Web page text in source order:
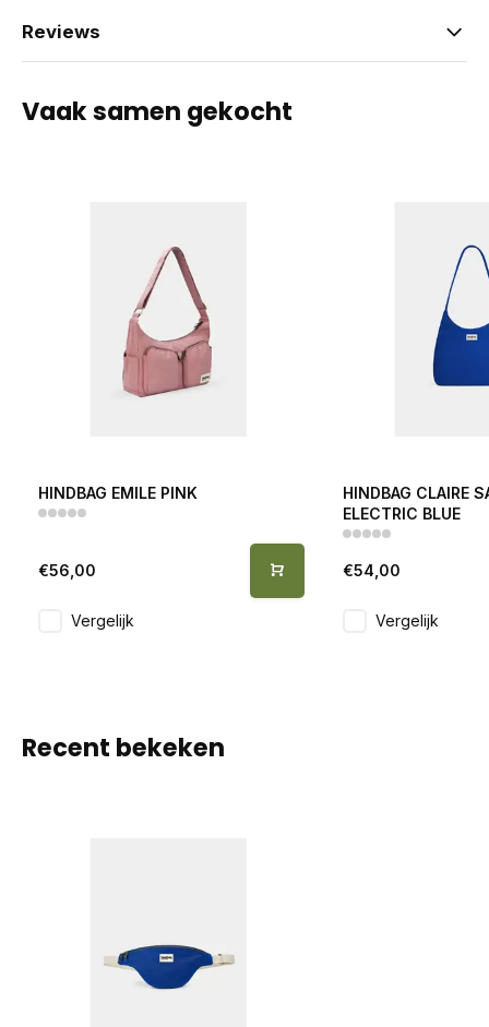
Reviews
Vaak samen gekocht
HINDBAG EMILE PINK
€56,00
Vergelijk
HINDBAG CLAIRE
ELECTRIC BLUE
€54,00
Vergelijk
Recent bekeken